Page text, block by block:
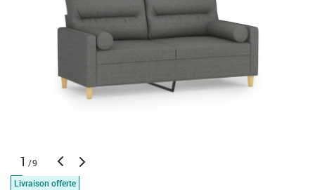
1 /9
Livraison offerte